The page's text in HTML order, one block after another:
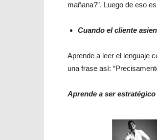
mañana?”. Luego de eso
Cuando el cliente
Aprende a leer el lenguaje
una frase así:
Aprende a ser estratégico